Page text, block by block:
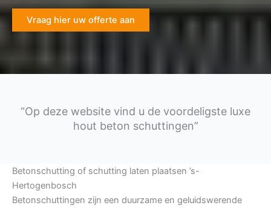
Vraag hier uw offerte aan
“Op deze website vind u de voordeligste luxe
hout beton schuttingen”
Betonschutting of schutting laten plaatsen ’s-
Hertogenbosch
Betonschuttingen zijn een duurzame en geluidswerende